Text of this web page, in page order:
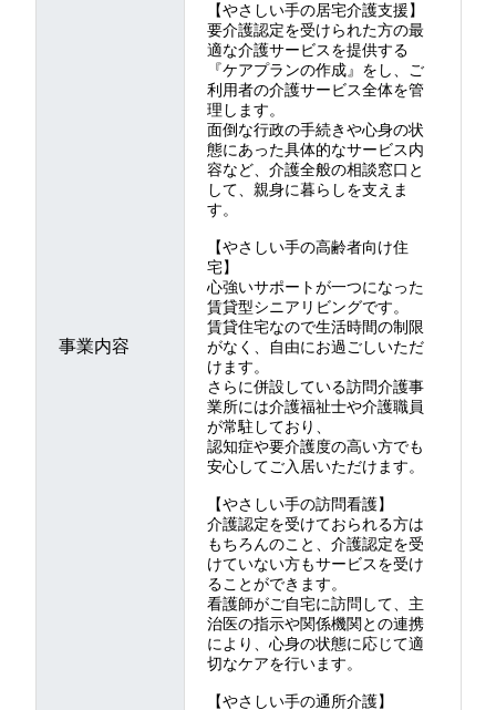
事業内容
【やさしい手の居宅介護支援】
要介護認定を受けられた方の最
適な介護サービスを提供する
『ケアプランの作成』をし、ご
利用者の介護サービス全体を管
理します。
面倒な行政の手続きや心身の状
態にあった具体的なサービス内
容など、介護全般の相談窓口と
して、親身に暮らしを支えま
す。
【やさしい手の高齢者向け住
宅】
心強いサポートが一つになった
賃貸型シニアリビングです。
賃貸住宅なので生活時間の制限
がなく、自由にお過ごしいただ
けます。
さらに併設している訪問介護事
業所には介護福祉士や介護職員
が常駐しており、
認知症や要介護度の高い方でも
安心してご入居いただけます。
【やさしい手の訪問看護】
介護認定を受けておられる方は
もちろんのこと、介護認定を受
けていない方もサービスを受け
ることができます。
看護師がご自宅に訪問して、主
治医の指示や関係機関との連携
により、心身の状態に応じて適
切なケアを行います。
【やさしい手の通所介護】